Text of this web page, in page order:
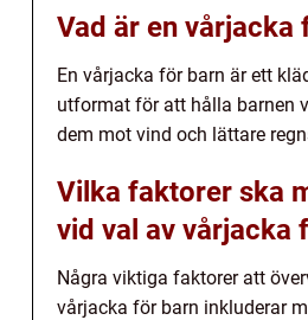
Vad är en vårjacka
En vårjacka för barn är ett
utformat för att hålla barnen
dem mot vind och lättare
Vilka faktorer ska
vid val av vårjacka
Några viktiga faktorer att
vårjacka för barn inkluderar